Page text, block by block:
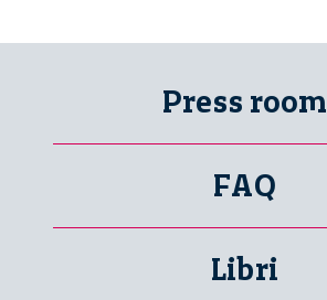
Press room
FAQ
Libri